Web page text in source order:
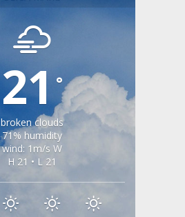
21°
broken clouds
71% humidity
wind: 1m/s W
H 21 • L 21